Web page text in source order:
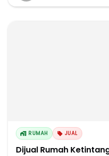
RUMAH JUAL
Dijual Rumah